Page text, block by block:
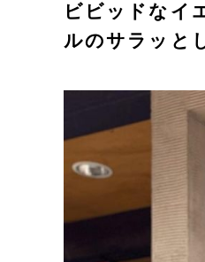
ビビッドなイ
ルのサラッと